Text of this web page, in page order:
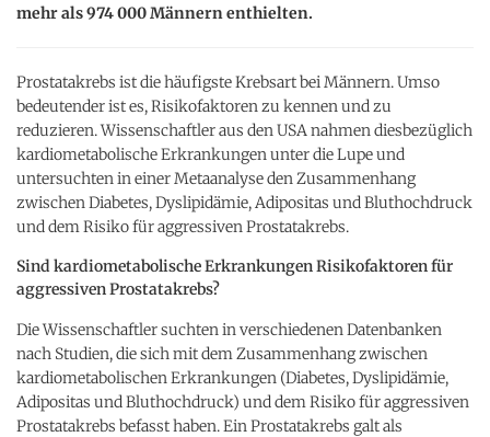
mehr als 974 000 Männern enthielten.
Prostatakrebs ist die häufigste Krebsart bei Männern. Umso
bedeutender ist es, Risikofaktoren zu kennen und zu
reduzieren. Wissenschaftler aus den USA nahmen diesbezüglich
kardiometabolische Erkrankungen unter die Lupe und
untersuchten in einer Metaanalyse den Zusammenhang
zwischen Diabetes, Dyslipidämie, Adipositas und Bluthochdruck
und dem Risiko für aggressiven Prostatakrebs.
Sind kardiometabolische Erkrankungen Risikofaktoren für
aggressiven Prostatakrebs?
Die Wissenschaftler suchten in verschiedenen Datenbanken
nach Studien, die sich mit dem Zusammenhang zwischen
kardiometabolischen Erkrankungen (Diabetes, Dyslipidämie,
Adipositas und Bluthochdruck) und dem Risiko für aggressiven
Prostatakrebs befasst haben. Ein Prostatakrebs galt als